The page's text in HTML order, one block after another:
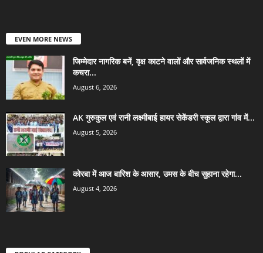
EVEN MORE NEWS
जिम्मेदार नागरिक बनें, वृक्ष काटने वालों और सार्वजनिक स्थलों में
कचरा...
August 6, 2026
AK गुरुकुल एवं रानी लक्ष्मीबाई हायर सेकेंडरी स्कूल द्वारा गांव में...
August 5, 2026
कोरबा में आज बारिश के आसार, उमस के बीच सुहाना रहेगा...
August 4, 2026